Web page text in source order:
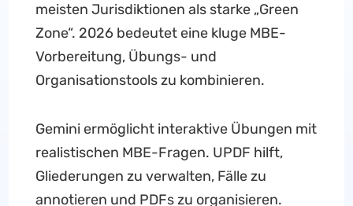
meisten Jurisdiktionen als starke „Green
Zone“. 2026 bedeutet eine kluge MBE-
Vorbereitung, Übungs- und
Organisationstools zu kombinieren.
Gemini ermöglicht interaktive Übungen mit
realistischen MBE-Fragen. UPDF hilft,
Gliederungen zu verwalten, Fälle zu
annotieren und PDFs zu organisieren.